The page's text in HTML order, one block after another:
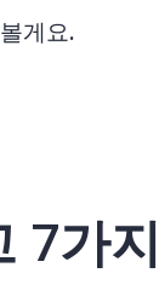
게요.
7가